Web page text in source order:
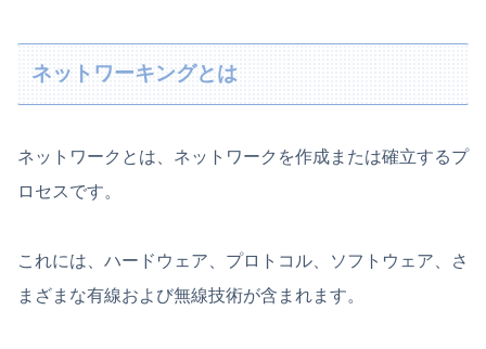
ネットワーキングとは
ネットワークとは、ネットワークを作成または確立するプ
ロセスです。
これには、ハードウェア、プロトコル、ソフトウェア、さ
まざまな有線および無線技術が含まれます。